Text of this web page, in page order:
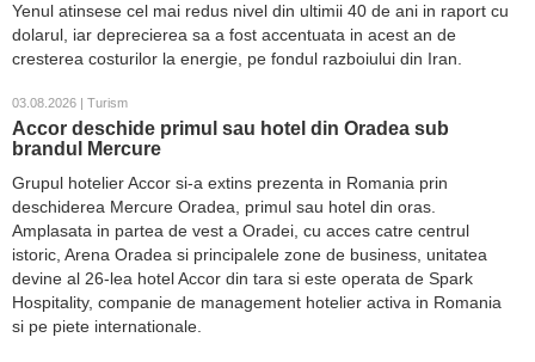
Yenul atinsese cel mai redus nivel din ultimii 40 de ani in raport cu
dolarul, iar deprecierea sa a fost accentuata in acest an de
cresterea costurilor la energie, pe fondul razboiului din Iran.
03.08.2026 | Turism
Accor deschide primul sau hotel din Oradea sub
brandul Mercure
Grupul hotelier Accor si-a extins prezenta in Romania prin
deschiderea Mercure Oradea, primul sau hotel din oras.
Amplasata in partea de vest a Oradei, cu acces catre centrul
istoric, Arena Oradea si principalele zone de business, unitatea
devine al 26-lea hotel Accor din tara si este operata de Spark
Hospitality, companie de management hotelier activa in Romania
si pe piete internationale.